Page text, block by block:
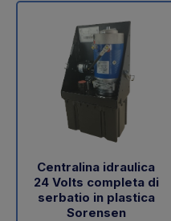
Centralina idraulica
24 Volts completa di
serbatio in plastica
Sorensen